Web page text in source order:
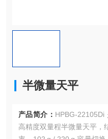
半微量天平
产品简介：
高精度双量程半微量天平，